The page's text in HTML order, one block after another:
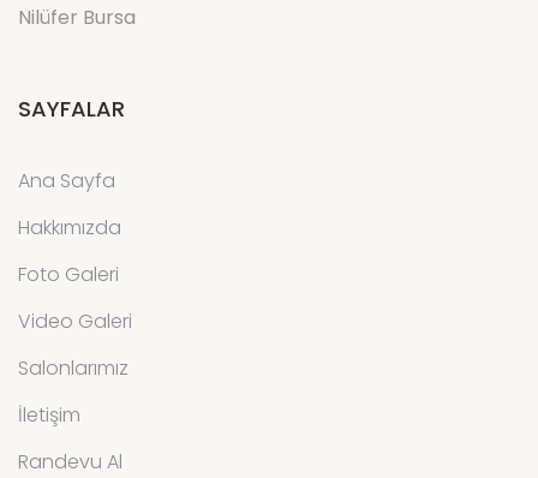
Nilüfer Bursa
SAYFALAR
Ana Sayfa
Hakkımızda
Foto Galeri
Video Galeri
Salonlarımız
İletişim
Randevu Al